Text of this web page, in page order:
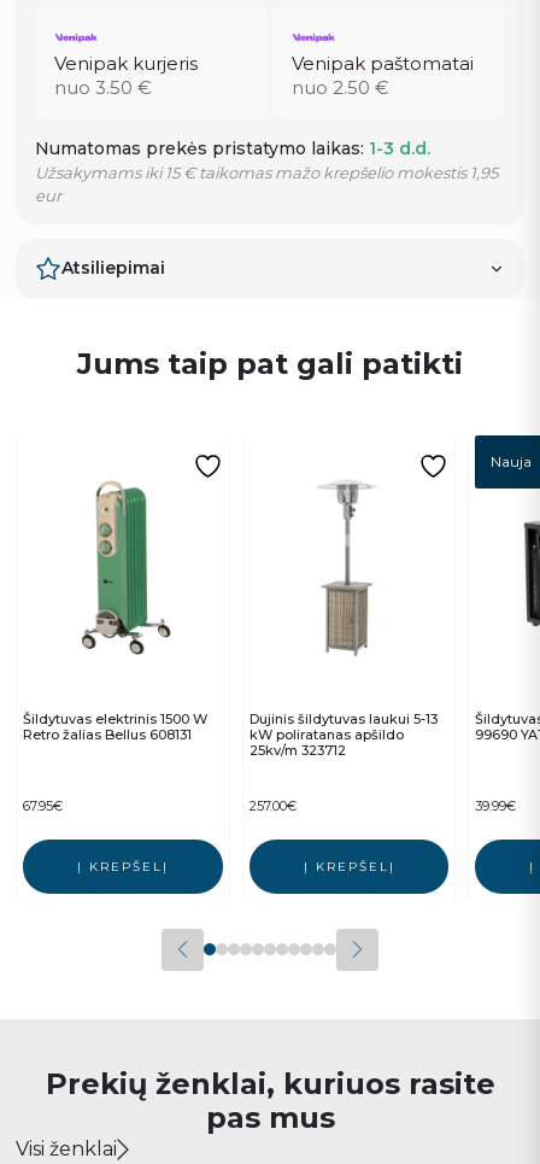
Venipak kurjeris
nuo 3.50 €
Venipak paštomatai
nuo 2.50 €
Numatomas prekės pristatymo laikas: 1-3 d.d.
Užsakymams iki 15 € taikomas mažo krepšelio mokestis 1,95
eur
Atsiliepimai
Jums taip pat gali patikti
Šildytuvas elektrinis 1500 W
Retro žalias Bellus 608131
67.95€
Į KREPŠELĮ
Dujinis šildytuvas laukui 5-13
kW poliratanas apšildo
25kv/m 323712
257.00€
Į KREPŠELĮ
Nauja
99690
39.99€
Į
Prekių ženklai, kuriuos rasite
pas mus
Visi ženklai